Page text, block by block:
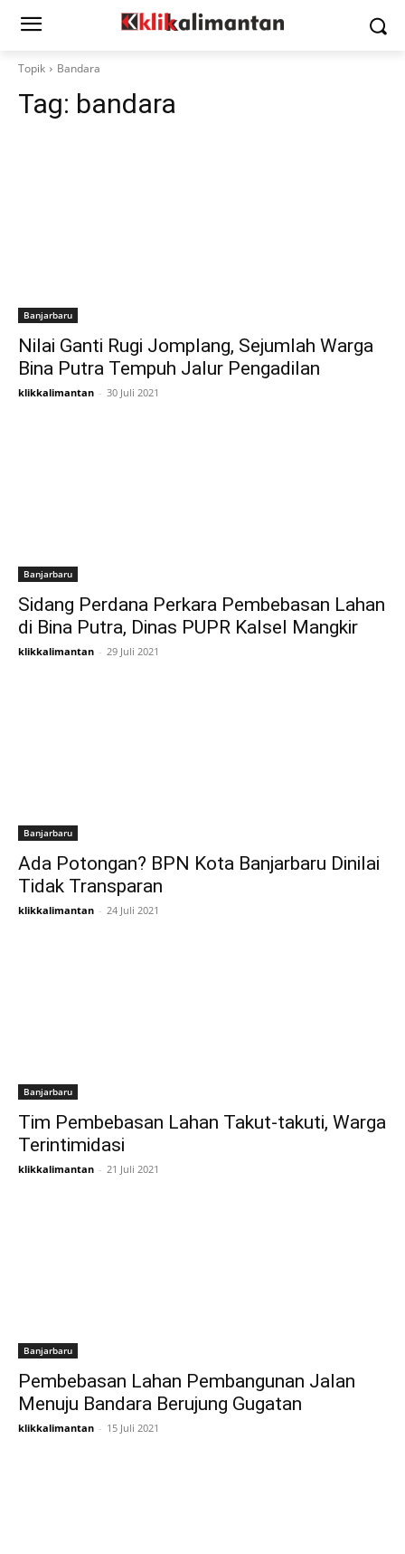
Topik Bandara
Tag: bandara
Banjarbaru
Nilai Ganti Rugi Jomplang, Sejumlah Warga
Bina Putra Tempuh Jalur Pengadilan
klikkalimantan - 30 Juli 2021
Banjarbaru
Sidang Perdana Perkara Pembebasan Lahan
di Bina Putra, Dinas PUPR Kalsel Mangkir
klikkalimantan - 29 Juli 2021
Banjarbaru
Ada Potongan? BPN Kota Banjarbaru Dinilai
Tidak Transparan
klikkalimantan - 24 Juli 2021
Banjarbaru
Tim Pembebasan Lahan Takut-takuti, Warga
Terintimidasi
klikkalimantan - 21 Juli 2021
Banjarbaru
Pembebasan Lahan Pembangunan Jalan
Menuju Bandara Berujung Gugatan
klikkalimantan - 15 Juli 2021